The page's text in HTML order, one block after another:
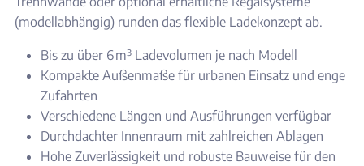
(modellabhängig) runden das flexible Ladekonzept ab.
Bis zu über 6 m³ Ladevolumen je nach Modell
Kompakte Außenmaße für urbanen Einsatz und enge
Zufahrten
Verschiedene Längen und Ausführungen verfügbar
Durchdachter Innenraum mit zahlreichen Ablagen
Hohe Zuverlässigkeit und robuste Bauweise für den